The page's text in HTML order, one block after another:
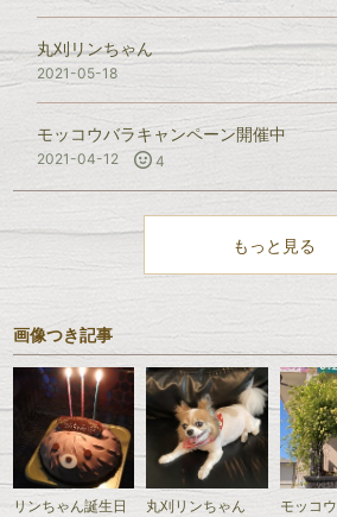
丸刈リンちゃん
2021-05-18
モッコウバラキャンペーン開催中
2021-04-12 4
もっと見る
画像つき記事
リンちゃん誕生日
丸刈リンちゃん